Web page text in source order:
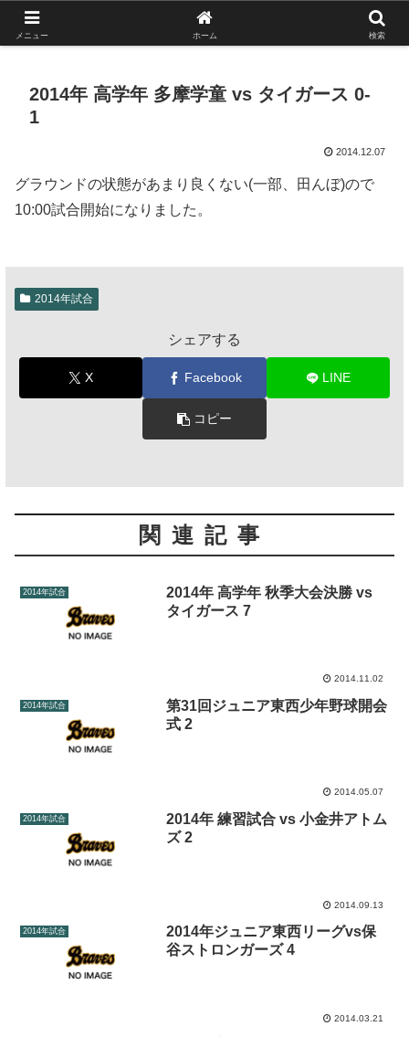
がんばれ！フルスイング！境南ブレーブス！
2014年 高学年 多摩学童 vs タイガース 0-
1
2014.12.07
グラウンドの状態があまり良くない(一部、田んぼ)ので
10:00試合開始になりました。
2014年試合
シェアする
X Facebook LINE
コピー
関連記事
2014年試合
2014年 高学年 秋季大会決勝 vs
タイガース 7
2014.11.02
2014年試合
第31回ジュニア東西少年野球開会
式 2
2014.05.07
2014年試合
2014年 練習試合 vs 小金井アトム
ズ 2
2014.09.13
2014年試合
2014年ジュニア東西リーグvs保
谷ストロンガーズ 4
2014.03.21
メニュー ホーム 検索